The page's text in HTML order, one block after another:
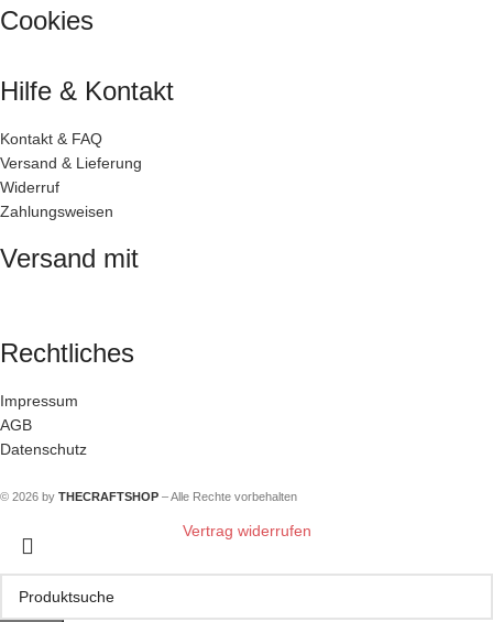
Cookies
Hilfe & Kontakt
Kontakt & FAQ
Versand & Lieferung
Widerruf
Zahlungsweisen
Versand mit
Rechtliches
Impressum
AGB
Datenschutz
© 2026 by THECRAFTSHOP – Alle Rechte vorbehalten
Vertrag widerrufen